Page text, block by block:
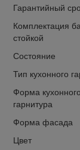
Гарантийный
Комплектация
стойкой
Состояние
Тип кухонного
Форма кухонного
гарнитура
Форма фасада
Цвет